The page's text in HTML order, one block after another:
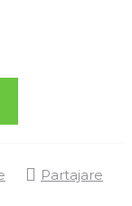
Partajare